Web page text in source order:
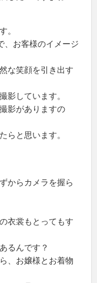
。
客様のイメージ
笑顔を引き出す
しています。
がありますの
と思います。
からカメラを握ら
衣裳もとってもす
んです？
、お嬢様とお着物